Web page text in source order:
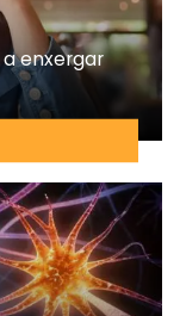
enxergar